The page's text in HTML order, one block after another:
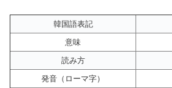
韓国語表記
意味
読み方
発音（ローマ字）